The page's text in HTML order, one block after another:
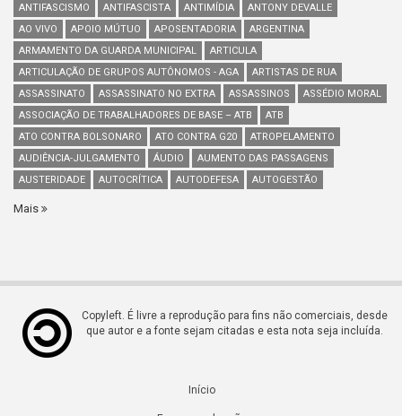
ANTIFASCISMO
ANTIFASCISTA ANTIMÍDIA
ANTONY DEVALLE
AO VIVO
APOIO MÚTUO APOSENTADORIA
ARGENTINA
ARMAMENTO DA GUARDA MUNICIPAL
ARTICULA
ARTICULAÇÃO DE GRUPOS AUTÔNOMOS - AGA
ARTISTAS DE RUA
ASSASSINATO
ASSASSINATO NO EXTRA ASSASSINOS
ASSÉDIO MORAL
ASSOCIAÇÃO DE TRABALHADORES DE BASE – ATB
ATB
ATO CONTRA BOLSONARO
ATO CONTRA G20
ATROPELAMENTO
AUDIÊNCIA-JULGAMENTO
ÁUDIO
AUMENTO DAS PASSAGENS
AUSTERIDADE
AUTOCRÍTICA AUTODEFESA AUTOGESTÃO
Mais
Copyleft. É livre a reprodução para fins não comerciais, desde
que autor e a fonte sejam citadas e esta nota seja incluída.
Início